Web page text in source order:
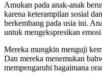
Amukan pada anak-anak
karena keterampilan sosial
berkembang pada usia ini.
untuk mengekspresikan emosi
Mereka mungkin menguji
Dan mereka menemukan
mempengaruhi bagaimana